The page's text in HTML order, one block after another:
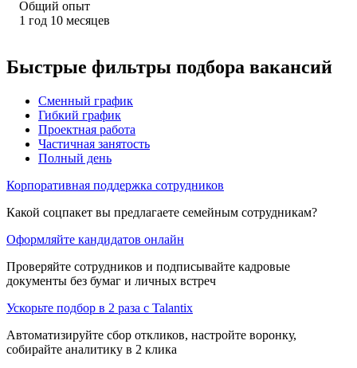
Общий опыт
1 год 10 месяцев
Быстрые фильтры подбора вакансий
Сменный график
Гибкий график
Проектная работа
Частичная занятость
Полный день
Корпоративная поддержка сотрудников
Какой соцпакет вы предлагаете семейным сотрудникам?
Оформляйте кандидатов онлайн
Проверяйте сотрудников и подписывайте кадровые
документы без бумаг и личных встреч
Ускорьте подбор в 2 раза с Talantix
Автоматизируйте сбор откликов, настройте воронку,
собирайте аналитику в 2 клика